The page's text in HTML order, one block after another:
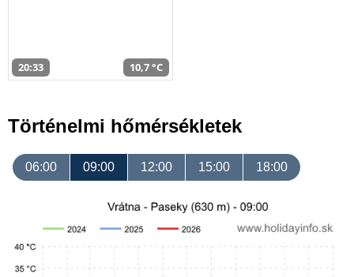
20:33 10,7 °C
Történelmi hőmérsékletek
06:00 09:00 12:00 15:00 18:00